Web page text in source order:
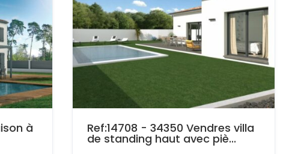
à Ref:14708 - 34350 Vendres villa
de standing haut avec piè...